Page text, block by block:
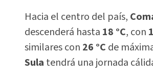
Hacia el centro del país,
descenderá hasta 18 °C, con
similares con 26 °C de
Sula tendrá una jornada